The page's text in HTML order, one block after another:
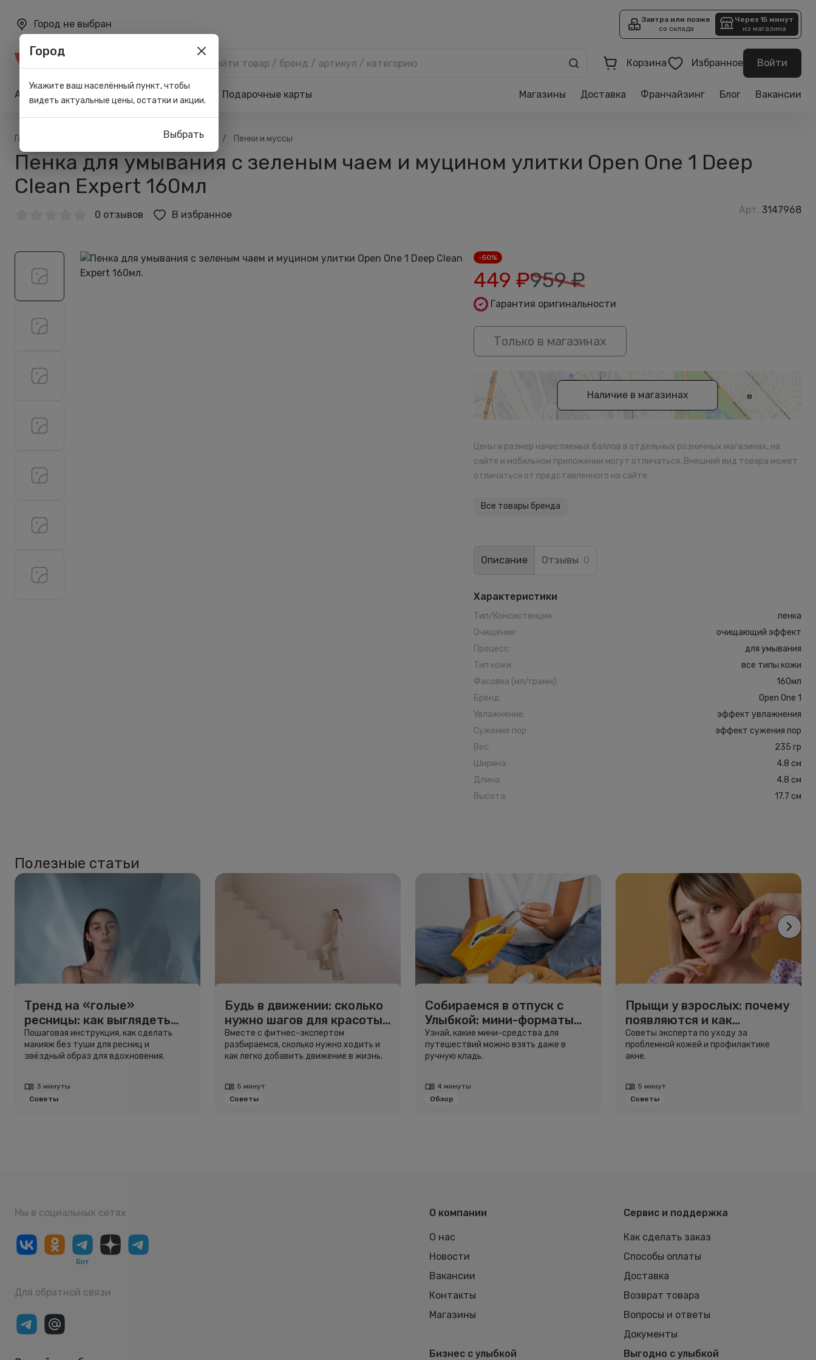
Город не выбран
Завтра или позже
со склада
Через 15 минут
из магазина
Корзина Избранное Войти
Акции Карта лояльности Подарочные карты Магазины Доставка Франчайзинг Блог Вакансии
Главная Для умывания / Пенки и муссы
Пенка для умывания с зеленым чаем и муцином улитки Open One 1 Deep
Clean Expert 160мл
0 отзывов В избранное Арт. 3147968
-50%
449 ₽959₽
Гарантия оригинальности
Только в магазинах
Наличие в магазинах
Цены и размер начисляемых баллов в отдельных розничных магазинах, на
сайте и мобильном приложении могут отличаться. Внешний вид товара может
отличаться от представленного на сайте.
Все товары бренда
Описание Отзывы 0
Характеристики
Тип/Консистенция:
пенка
Очищение:
очищающий эффект
Процесс:
для умывания
Тип кожи:
все типы кожи
Фасовка (мл/грамм):
160мл
Бренд:
Open One 1
Увлажнение:
эффект увлажнения
Сужение пор:
эффект сужения пор
Вес:
235 гр
Ширина:
4.8 см
Длина:
4.8 см
Высота: 17.7 см
Полезные статьи
Тренд на «голые»
ресницы: как выглядеть
свежо, не используя тушь
Пошаговая инструкция, как сделать
макияж без туши для ресниц и
звёздный образ для вдохновения.
3 минуты
Советы
Будь в движении: сколько
нужно шагов для красоты
и здоровья
Вместе с фитнес-экспертом
разбираемся, сколько нужно ходить и
как легко добавить движение в жизнь.
5 минут
Советы
Собираемся в отпуск с
Улыбкой: мини-форматы
для путешествий
Узнай, какие мини-средства для
путешествий можно взять даже в
ручную кладь.
4 минуты
Обзор
Прыщи у взрослых: почему
появляются и как
избавиться
Советы эксперта по уходу за
проблемной кожей и профилактике
акне.
5 минут
Советы
Мы в социальных сетях
Для обратной связи
О компании
О нас
Новости
Вакансии
Контакты
Магазины
Сервис и поддержка
Как сделать заказ
Способы оплаты
Доставка
Возврат товара
Вопросы и ответы
Документы
Бизнес с улыбкой
Выгодно с улыбкой
Город
Укажите ваш населённый пункт, чтобы
видеть актуальные цены, остатки и акции.
Выбрать